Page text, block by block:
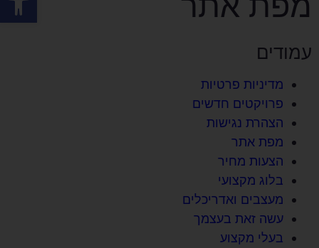
עמודים
מדיניות פרטיות
פרויקטים חדשים
הצהרת נגישות
מפת אתר
הצעות מחיר
בלוג מקצועי
מעצבים ואדריכלים
עשה זאת בעצמך
בעלי מקצוע